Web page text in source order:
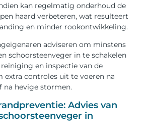
kan regelmatig onderhoud de
haard verbeteren, wat resulteert
en minder rookontwikkeling.
adviseren om minstens
schoorsteenveger in te schakelen
en inspectie van de
extra controles uit te voeren na
na hevige stormen.
Advies van
in